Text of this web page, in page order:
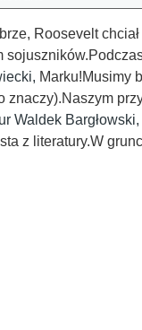
Roosevelt
, Marku!Musimy
znaczy).Naszym
Waldek Bargłowski,
z literatury.W